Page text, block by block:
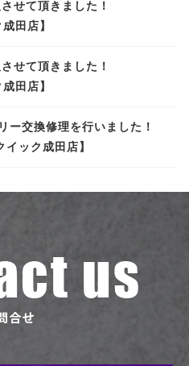
せて頂きました！
田店】
せて頂きました！
田店】
交換修理を行いました！
ック成田店】